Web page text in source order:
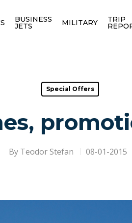
BUSINESS
JETS MILITARY TRIP
Special Offers
By Teodor Stefan 08-01-2015